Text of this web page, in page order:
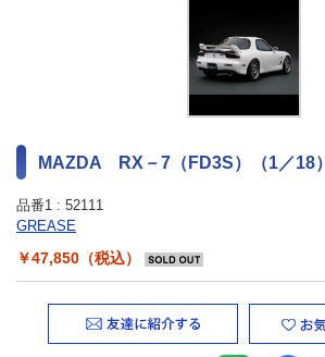
MAZDA RX－7（FD3S）（1／18）
品番1 : 52111
GREASE
￥47,850（税込）